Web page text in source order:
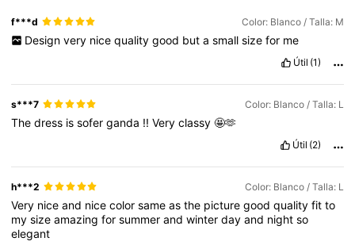
f***d Color: Blanco / Talla: M
Design very nice quality good but a small size for me
Útil (1)
s***7 Color: Blanco / Talla: L
Thedress issoferganda !!Veryclassy🤩🫶
Útil (2)
h***2 Color: Blanco / Talla: L
Very niceand nicecolorsameasthe picturegoodqualityfitto
mysizeamazingforsummerandwinterdayand nightso
elegant